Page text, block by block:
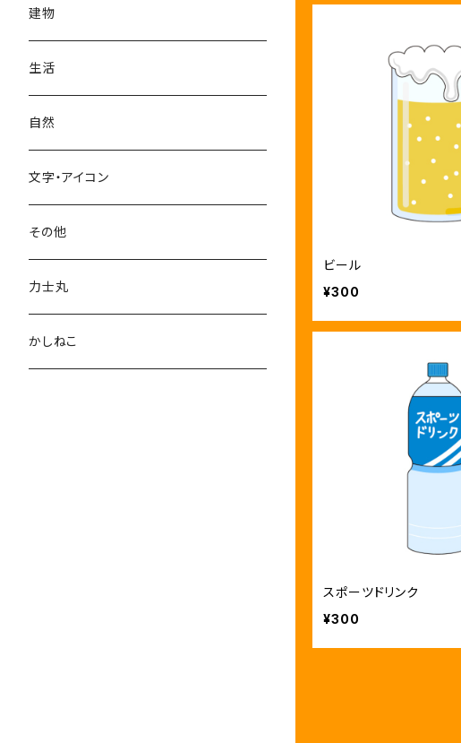
ビール
¥300
スポーツドリンク
¥300
建物
生活
自然
文字・アイコン
その他
力士丸
かしねこ